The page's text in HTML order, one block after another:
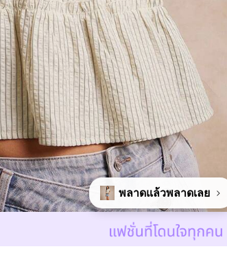
พลาดแล้วพลาดเลย